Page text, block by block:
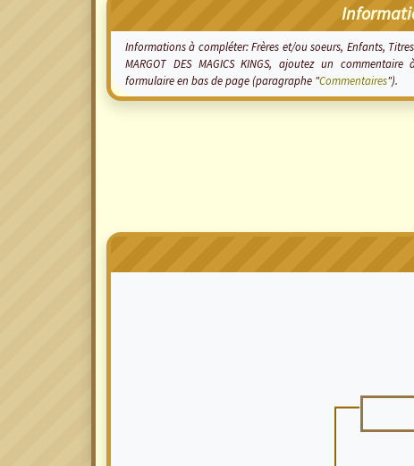
Informations à compléter: Frères et/ou soeurs, Enfants,
MARGOT DES MAGICS KINGS, ajoutez un
formulaire en bas de page (paragraphe "Commentaires").